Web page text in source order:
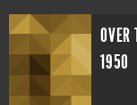
OVER
1950